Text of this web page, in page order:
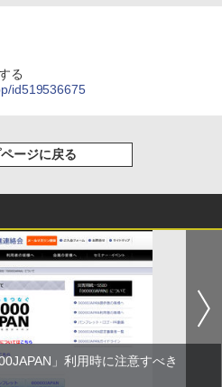
る
id519536675
ページに戻る
」利用時に注意すべき